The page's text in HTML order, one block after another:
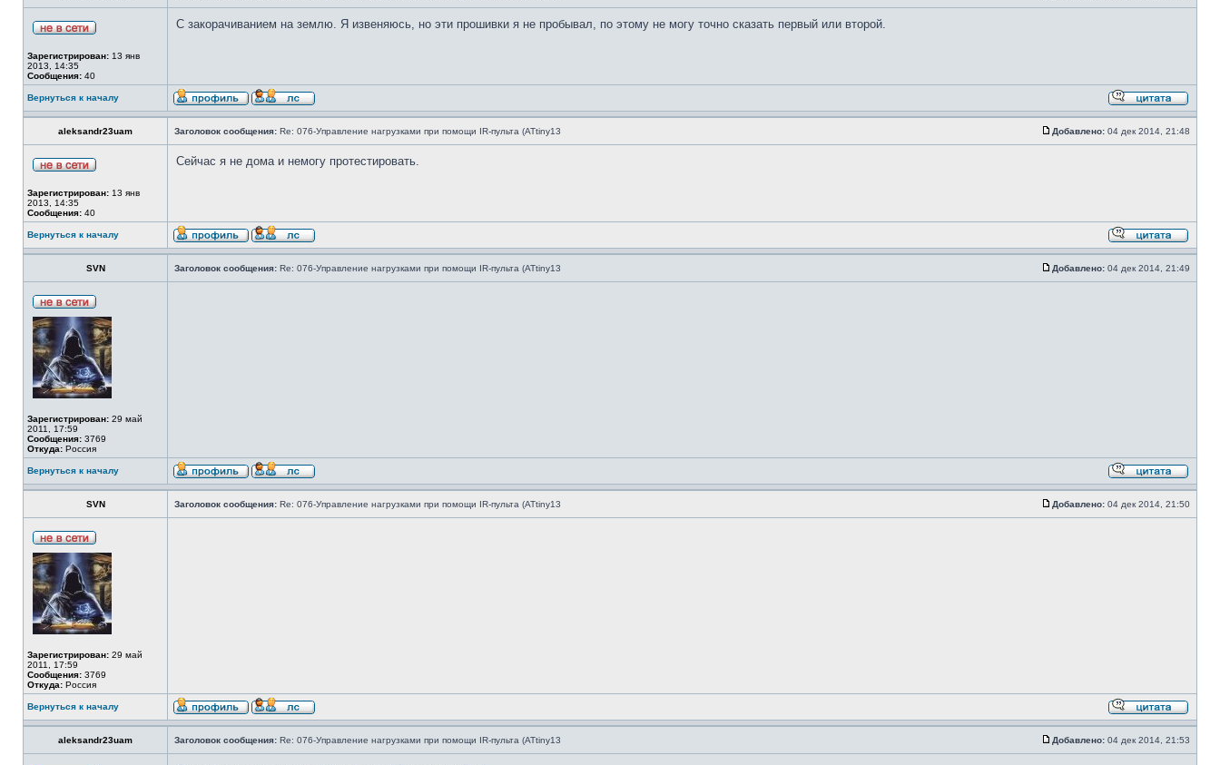
Зарегистрирован: 13 янв
2013, 14:35
Сообщения: 40
С закорачиванием на землю. Я извеняюсь, но эти прошивки я не пробывал, по этому не могу точно сказать первый или второй.
Вернуться к началу
aleksandr23uam Заголовок сообщения: Re: 076-Управление нагрузками при помощи IR-пульта (ATtiny13 Добавлено: 04 дек 2014, 21:48
Зарегистрирован: 13 янв
2013, 14:35
Сообщения: 40
Сейчас я не дома и немогу протестировать.
Вернуться к началу
SVN Заголовок сообщения: Re: 076-Управление нагрузками при помощи IR-пульта (ATtiny13 Добавлено: 04 дек 2014, 21:49
Зарегистрирован: 29 май
2011, 17:59
Сообщения: 3769
Откуда: Россия
Вернуться к началу
SVN Заголовок сообщения: Re: 076-Управление нагрузками при помощи IR-пульта (ATtiny13 Добавлено: 04 дек 2014, 21:50
Зарегистрирован: 29 май
2011, 17:59
Сообщения: 3769
Откуда: Россия
Вернуться к началу
aleksandr23uam Заголовок сообщения: Re: 076-Управление нагрузками при помощи IR-пульта (ATtiny13 Добавлено: 04 дек 2014, 21:53